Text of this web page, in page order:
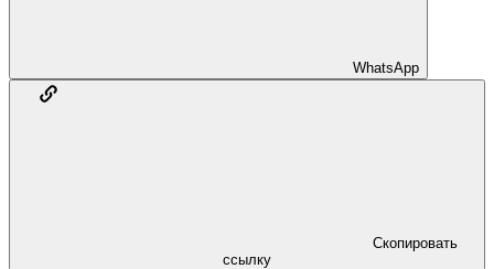
WhatsApp
Скопировать
ссылку